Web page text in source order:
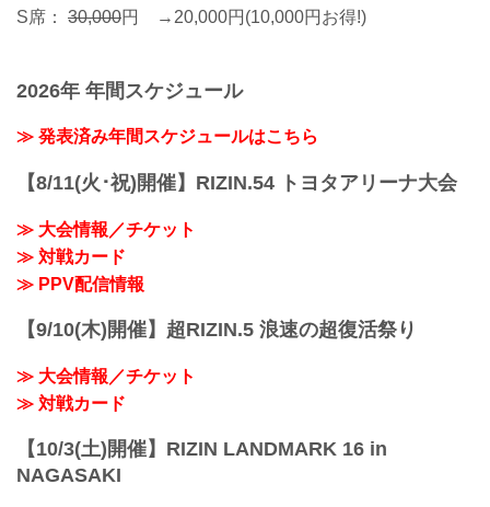
S席： 30,000円 →20,000円(10,000円お得!)
2026年 年間スケジュール
≫ 発表済み年間スケジュールはこちら
【8/11(火･祝)開催】RIZIN.54 トヨタアリーナ大会
≫ 大会情報／チケット
≫ 対戦カード
≫ PPV配信情報
【9/10(木)開催】超RIZIN.5 浪速の超復活祭り
≫ 大会情報／チケット
≫ 対戦カード
【10/3(土)開催】RIZIN LANDMARK 16 in
NAGASAKI